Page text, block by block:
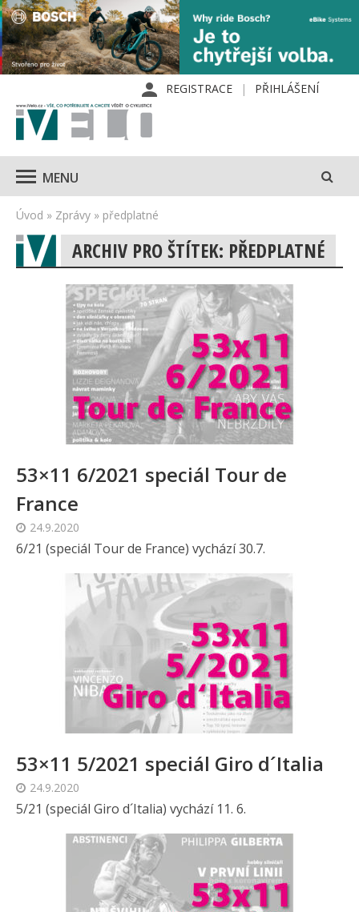
REGISTRACE PŘIHLÁŠENÍ
MENU
Úvod » Zprávy » předplatné
ARCHIV PRO ŠTÍTEK: PŘEDPLATNÉ
53×11 6/2021 speciál Tour de
France
24.9.2020
6/21 (speciál Tour de France) vychází 30.7.
53×11 5/2021 speciál Giro d´Italia
24.9.2020
5/21 (speciál Giro d´Italia) vychází 11. 6.